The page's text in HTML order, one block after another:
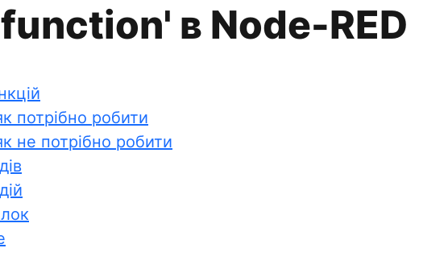
в Node-RED
потрібно робити
не потрібно робити